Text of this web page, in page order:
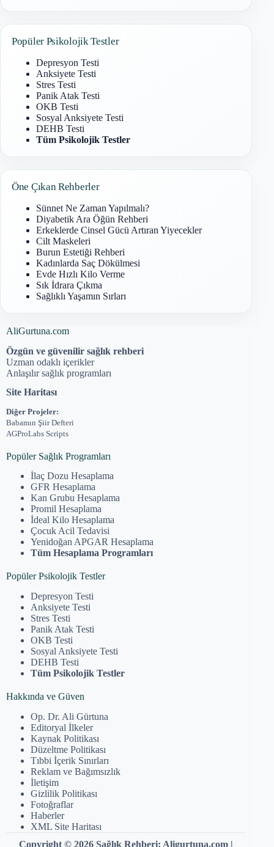
Popüler Psikolojik Testler
Depresyon Testi
Anksiyete Testi
Stres Testi
Panik Atak Testi
OKB Testi
Sosyal Anksiyete Testi
DEHB Testi
Tüm Psikolojik Testler
Öne Çıkan Rehberler
Sünnet Ne Zaman Yapılmalı?
Diyabetik Ara Öğün Rehberi
Erkeklerde Cinsel Gücü Artıran Yiyecekler
Cilt Maskeleri
Burun Estetiği Rehberi
Kadınlarda Saç Dökülmesi
Evde Hızlı Kilo Verme
Sık İdrara Çıkma
Sağlıklı Yaşamın Sırları
AliGurtuna.com
Özgün ve güvenilir sağlık rehberi
Uzman odaklı içerikler
Anlaşılır sağlık programları
Site Haritası
Diğer Projeler:
Babamın Şiir Defteri
AGProLabs Scripts
Popüler Sağlık Programları
İlaç Dozu Hesaplama
GFR Hesaplama
Kan Grubu Hesaplama
Promil Hesaplama
İdeal Kilo Hesaplama
Çocuk Acil Tedavisi
Yenidoğan APGAR Hesaplama
Tüm Hesaplama Programları
Popüler Psikolojik Testler
Depresyon Testi
Anksiyete Testi
Stres Testi
Panik Atak Testi
OKB Testi
Sosyal Anksiyete Testi
DEHB Testi
Tüm Psikolojik Testler
Hakkında ve Güven
Op. Dr. Ali Gürtuna
Editoryal İlkeler
Kaynak Politikası
Düzeltme Politikası
Tıbbi İçerik Sınırları
Reklam ve Bağımsızlık
İletişim
Gizlilik Politikası
Fotoğraflar
Haberler
XML Site Haritası
Copyright © 2026 Sağlık Rehberi: Aligurtuna.com |